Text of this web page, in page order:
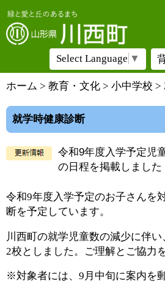
Select Language ▼
ホーム > 教育・文化 > 小中学校 >
就学時健康診断
令和9年度入学予定児
の日程を掲載しました
令和9年度入学予定のお子さんを
断を予定しています。
川西町の就学児童数の減少に伴
2校としました。ご理解とご協力
※対象者には、9月中旬に案内を